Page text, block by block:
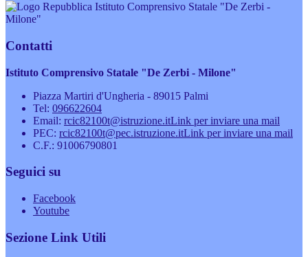
Istituto Comprensivo Statale "De Zerbi -
Milone"
Contatti
Istituto Comprensivo Statale "De Zerbi - Milone"
Piazza Martiri d'Ungheria - 89015 Palmi
Tel: 096622604
Email: rcic82100t@istruzione.itLink per inviare una mail
PEC: rcic82100t@pec.istruzione.itLink per inviare una mail
C.F.: 91006790801
Seguici su
Facebook
Youtube
Sezione Link Utili